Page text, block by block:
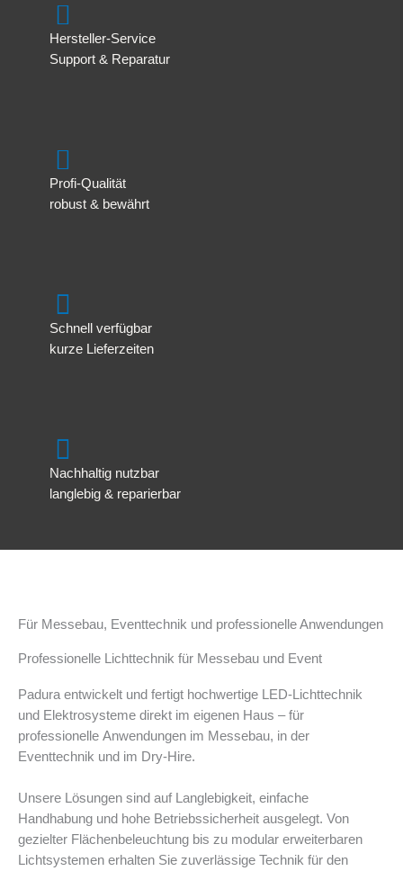
Hersteller-Service
Support & Reparatur
Profi-Qualität
robust & bewährt
Schnell verfügbar
kurze Lieferzeiten
Nachhaltig nutzbar
langlebig & reparierbar
Für Messebau, Eventtechnik und professionelle Anwendungen
Professionelle Lichttechnik für Messebau und Event
Padura entwickelt und fertigt hochwertige LED-Lichttechnik
und Elektrosysteme direkt im eigenen Haus – für
professionelle Anwendungen im Messebau, in der
Eventtechnik und im Dry-Hire.
Unsere Lösungen sind auf Langlebigkeit, einfache
Handhabung und hohe Betriebssicherheit ausgelegt. Von
gezielter Flächenbeleuchtung bis zu modular erweiterbaren
Lichtsystemen erhalten Sie zuverlässige Technik für den